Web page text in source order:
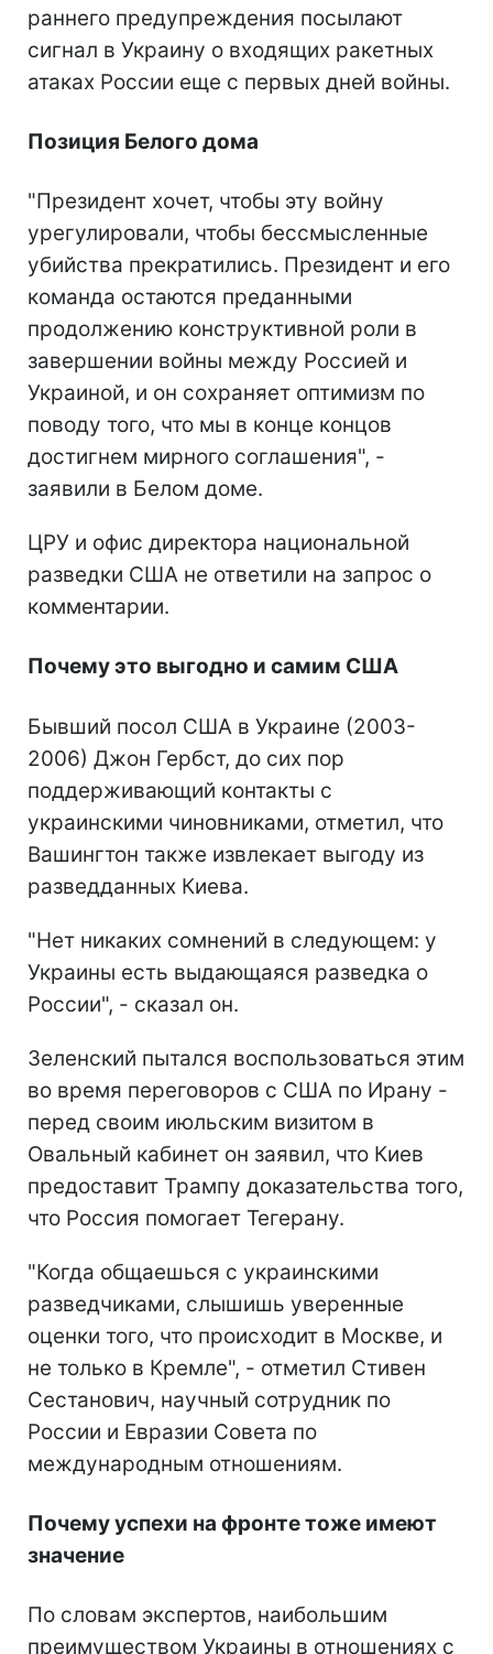
раннего предупреждения посылают
сигнал в Украину о входящих ракетных
атаках России еще с первых дней войны.
Позиция Белого дома
"Президент хочет, чтобы эту войну
урегулировали, чтобы бессмысленные
убийства прекратились. Президент и его
команда остаются преданными
продолжению конструктивной роли в
завершении войны между Россией и
Украиной, и он сохраняет оптимизм по
поводу того, что мы в конце концов
достигнем мирного соглашения", -
заявили в Белом доме.
ЦРУ и офис директора национальной
разведки США не ответили на запрос о
комментарии.
Почему это выгодно и самим США
Бывший посол США в Украине (2003-
2006) Джон Гербст, до сих пор
поддерживающий контакты с
украинскими чиновниками, отметил, что
Вашингтон также извлекает выгоду из
разведданных Киева.
"Нет никаких сомнений в следующем: у
Украины есть выдающаяся разведка о
России", - сказал он.
Зеленский пытался воспользоваться этим
во время переговоров с США по Ирану -
перед своим июльским визитом в
Овальный кабинет он заявил, что Киев
предоставит Трампу доказательства того,
что Россия помогает Тегерану.
"Когда общаешься с украинскими
разведчиками, слышишь уверенные
оценки того, что происходит в Москве, и
не только в Кремле", - отметил Стивен
Сестанович, научный сотрудник по
России и Евразии Совета по
международным отношениям.
Почему успехи на фронте тоже имеют
значение
По словам экспертов, наибольшим
преимуществом Украины в отношениях с